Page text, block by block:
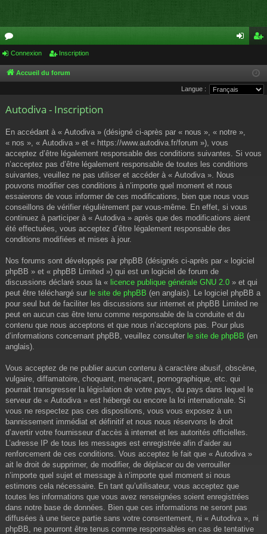
or
u
s
cri
pti
Connexion Inscription
Accueil du forum
Langue :
Autodiva - Inscription
En accédant à « Autodiva » (désigné ci-après par « nous », « notre »,
« nos », « Autodiva » et « https://www.autodiva.fr/forum »), vous
acceptez d’être légalement responsable des conditions suivantes. Si vous
n’acceptez pas d’être légalement responsable de toutes les conditions
suivantes, veuillez ne pas utiliser et accéder à « Autodiva ». Nous
pouvons modifier ces conditions à n’importe quel moment et nous
essaierons de vous informer de ces modifications, bien que nous vous
conseillons de vérifier régulièrement par vous-même. En effet, si vous
continuez à participer à « Autodiva » après que des modifications aient
été effectuées, vous acceptez d’être légalement responsable des
conditions modifiées et mises à jour.
Nos forums sont développés par phpBB (désignés ci-après par « logiciel
phpBB » et « phpBB Limited ») qui est un logiciel de forum de
discussions déclaré sous la « licence publique générale GNU 2.0 » et qui
peut être téléchargé sur le site de phpBB (en anglais). Le logiciel phpBB a
pour seul but de faciliter les discussions sur internet et phpBB Limited ne
peut en aucun cas être tenu comme responsable de la conduite et du
contenu que nous acceptons et que nous n’acceptons pas. Pour plus
d’informations concernant phpBB, veuillez consulter le site de phpBB (en
anglais).
Vous acceptez de ne publier aucun contenu à caractère abusif, obscène,
vulgaire, diffamatoire, choquant, menaçant, pornographique, etc. qui
pourrait transgresser la législation de votre pays, du pays dans lequel le
serveur de « Autodiva » est hébergé ou encore la loi internationale. Si
vous ne respectez pas ces dispositions, vous vous exposez à un
bannissement immédiat et définitif et nous nous réservons le droit
d’avertir votre fournisseur d’accès à internet et les autorités officielles.
L’adresse IP de tous les messages est enregistrée afin d’aider au
renforcement de ces conditions. Vous acceptez le fait que « Autodiva »
ait le droit de supprimer, de modifier, de déplacer ou de verrouiller
n’importe quel sujet et message à n’importe quel moment si nous
estimons cela nécessaire. En tant qu’utilisateur, vous acceptez que
toutes les informations que vous avez renseignées soient enregistrées
dans notre base de données. Bien que ces informations ne seront pas
diffusées à une tierce partie sans votre consentement, ni « Autodiva », ni
phpBB, ne pourront être tenus comme responsables en cas de tentative